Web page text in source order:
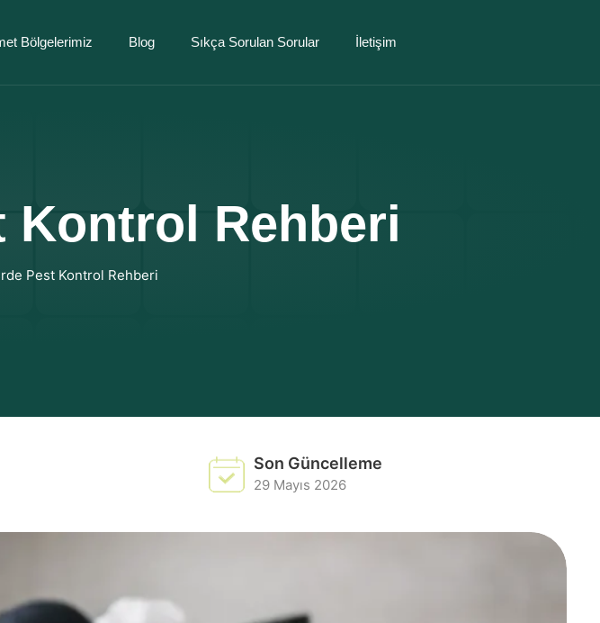
Bölgelerimiz Blog Sıkça Sorulan Sorular İletişim
Kontrol Rehberi
Pest Kontrol Rehberi
Son Güncelleme
29 Mayıs 2026